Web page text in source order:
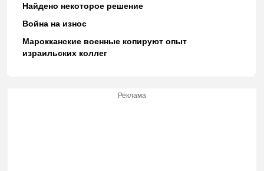
Найдено некоторое решение
Война на износ
Марокканские военные копируют опыт
израильских коллег
Реклама